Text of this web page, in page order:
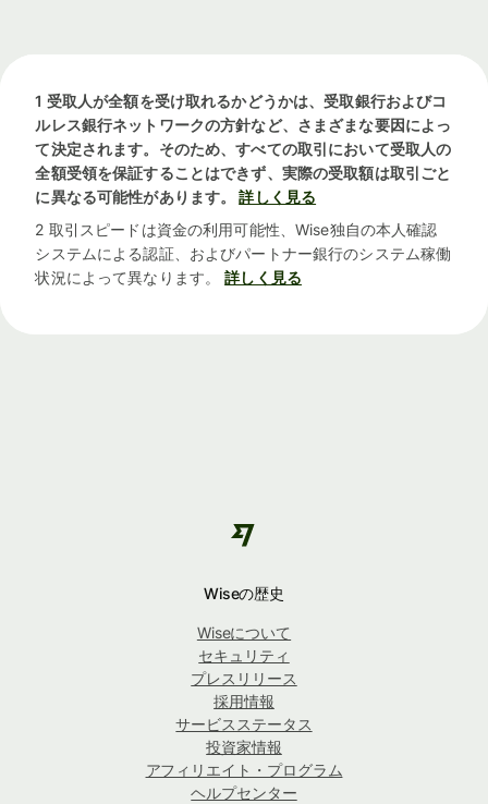
1 受取人が全額を受け取れるかどうかは、受取銀行およびコ
ルレス銀行ネットワークの方針など、さまざまな要因によっ
て決定されます。そのため、すべての取引において受取人の
全額受領を保証することはできず、実際の受取額は取引ごと
に異なる可能性があります。
詳しく見る
2 取引スピードは資金の利用可能性、Wise独自の本人確認
システムによる認証、およびパートナー銀行のシステム稼働
状況によって異なります。
詳しく見る
Wiseの歴史
Wiseについて
セキュリティ
プレスリリース
採用情報
サービスステータス
投資家情報
アフィリエイト・プログラム
ヘルプセンター